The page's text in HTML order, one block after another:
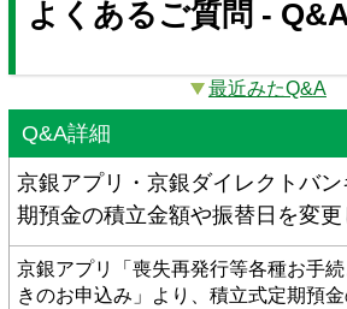
よくあるご質問 -
最近みたQ&A
Q&A詳細
京銀アプリ・京銀ダイレクトバ
期預金の積立金額や振替日を変更
京銀アプリ「喪失再発行等各種お手
きのお申込み」より、積立式定期預